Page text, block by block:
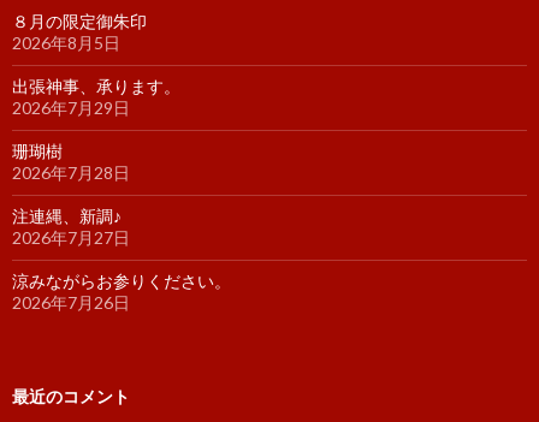
８月の限定御朱印
2026年8月5日
出張神事、承ります。
2026年7月29日
珊瑚樹
2026年7月28日
注連縄、新調♪
2026年7月27日
涼みながらお参りください。
2026年7月26日
最近のコメント